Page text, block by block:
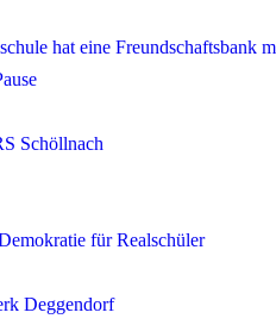
hat eine Freundschaftsbank
Schöllnach
für Realschüler
Deggendorf